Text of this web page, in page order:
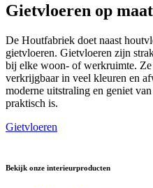
Gietvloeren op
De Houtfabriek doet naast
gietvloeren. Gietvloeren zijn
bij elke woon- of werkruimte.
verkrijgbaar in veel kleuren en
moderne uitstraling en geniet
praktisch is.
Gietvloeren
Bekijk onze interieurproducten